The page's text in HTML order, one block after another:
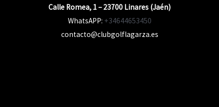
Calle Romea, 1 – 23700 Linares (Jaén)
WhatsAPP: +34644653450
contacto@clubgolflagarza.es